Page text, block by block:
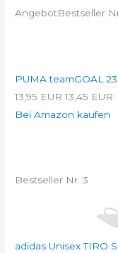
AngebotBestseller
PUMA teamGOAL
13,95 EUR 13,45 EUR
Bei Amazon kaufen
Bestseller Nr. 3
adidas Unisex TIRO